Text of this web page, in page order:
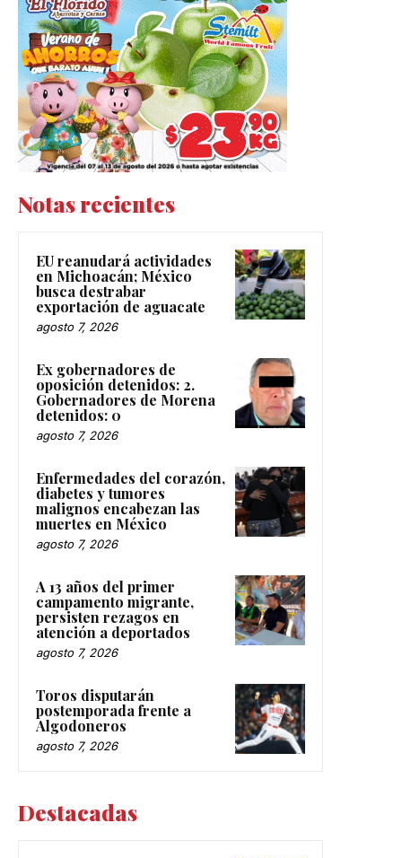
Notas recientes
EU reanudará actividades
en Michoacán; México
busca destrabar
exportación de aguacate
agosto 7, 2026
Ex gobernadores de
oposición detenidos: 2.
Gobernadores de Morena
detenidos: 0
agosto 7, 2026
Enfermedades del corazón,
diabetes y tumores
malignos encabezan las
muertes en México
agosto 7, 2026
A 13 años del primer
campamento migrante,
persisten rezagos en
atención a deportados
agosto 7, 2026
Toros disputarán
postemporada frente a
Algodoneros
agosto 7, 2026
Destacadas